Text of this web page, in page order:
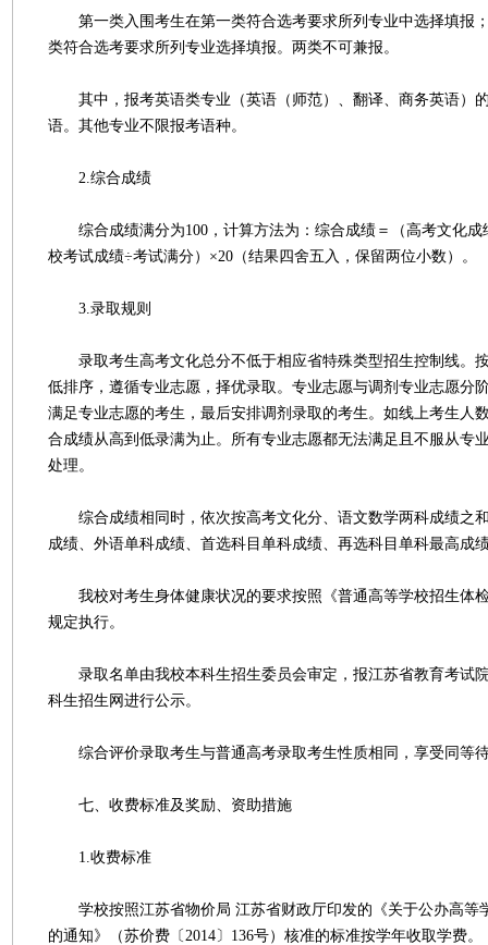
第一类入围考生在第一类符合选考要求所列专业中选择填报
类符合选考要求所列专业选择填报。两类不可兼报。
其中，报考英语类专业（英语（师范）、翻译、商务英语）
语。其他专业不限报考语种。
2.综合成绩
综合成绩满分为100，计算方法为：综合成绩＝（高考文化成
校考试成绩÷考试满分）×20（结果四舍五入，保留两位小数）。
3.录取规则
录取考生高考文化总分不低于相应省特殊类型招生控制线。
低排序，遵循专业志愿，择优录取。专业志愿与调剂专业志愿分
满足专业志愿的考生，最后安排调剂录取的考生。如线上考生人
合成绩从高到低录满为止。所有专业志愿都无法满足且不服从专
处理。
综合成绩相同时，依次按高考文化分、语文数学两科成绩之
成绩、外语单科成绩、首选科目单科成绩、再选科目单科最高成
我校对考生身体健康状况的要求按照《普通高等学校招生体
规定执行。
录取名单由我校本科生招生委员会审定，报江苏省教育考试
科生招生网进行公示。
综合评价录取考生与普通高考录取考生性质相同，享受同等
七、收费标准及奖励、资助措施
1.收费标准
学校按照江苏省物价局 江苏省财政厅印发的《关于公办高等
的通知》（苏价费〔2014〕136号）核准的标准按学年收取学费。